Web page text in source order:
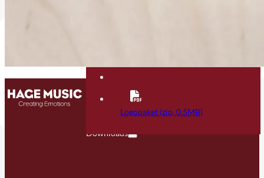
Downloads
Logopaket (zip, 0.5MB)